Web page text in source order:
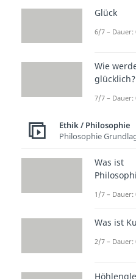
Mensch
entwickelt
selbst ist
dem langen
unklar, doch
Verbindung
chinesischen
Konfuzius
Wie wichtig
einfachsten
Glück
6/7 – Dauer:
Wie
glücklich?
7/7 – Dauer:
Ethik / Philosophie
Philosophie
Was ist
1/7 – Dauer:
Was ist
2/7 – Dauer: